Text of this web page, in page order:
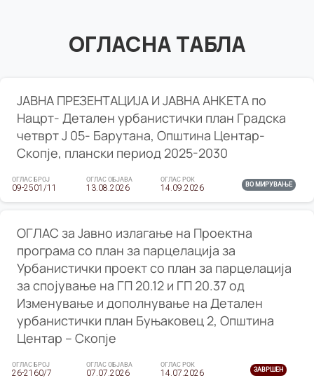
ОГЛАСНА ТАБЛА
ЈАВНА ПРЕЗЕНТАЦИЈА И ЈАВНА АНКЕТА по
Нацрт- Детален урбанистички план Градска
четврт Ј 05- Барутана, Општина Центар-
Скопје, плански период 2025-2030
ОГЛАС БРОЈ
09-2501/11
ОГЛАС ОБЈАВА
13.08.2026
ОГЛАС РОК
14.09.2026 ВО МИРУВАЊЕ
ОГЛАС за Јавно излагање на Проектна
програма со план за парцелација за
Урбанистички проект со план за парцелација
за спојување на ГП 20.12 и ГП 20.37 од
Изменување и дополнување на Детален
урбанистички план Буњаковец 2, Општина
Центар – Скопје
ОГЛАС БРОЈ
26-2160/7
ОГЛАС ОБЈАВА
07.07.2026
ОГЛАС РОК
14.07.2026 ЗАВРШЕН